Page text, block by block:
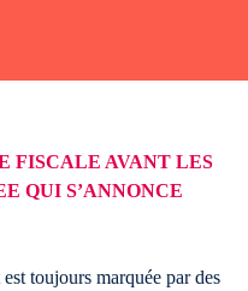
FISCALE AVANT LES
QUI S’ANNONCE
toujours marquée par des